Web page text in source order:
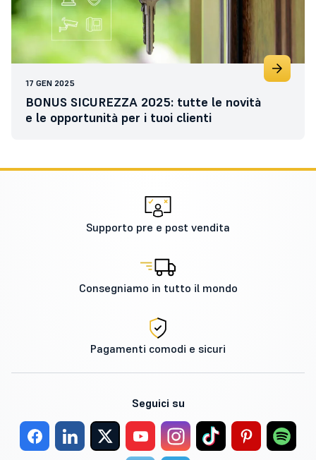
17 GEN 2025
BONUS SICUREZZA 2025: tutte le novità
e le opportunità per i tuoi clienti
Supporto pre e post vendita
Consegniamo in tutto il mondo
Pagamenti comodi e sicuri
Seguici su